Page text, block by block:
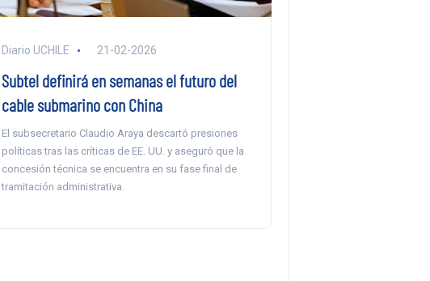
Diario UCHILE 21-02-2026
Subtel definirá en semanas el futuro del
cable submarino con China
El subsecretario Claudio Araya descartó presiones
políticas tras las críticas de EE. UU. y aseguró que la
concesión técnica se encuentra en su fase final de
tramitación administrativa.